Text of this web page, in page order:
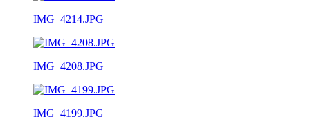
IMG_4214.JPG
IMG_4208.JPG
IMG_4199.JPG